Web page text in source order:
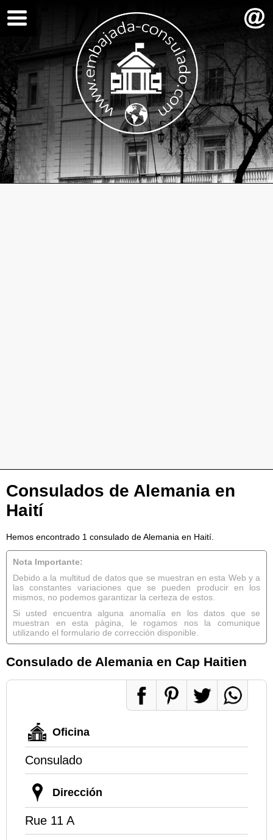
Consulados de Alemania en
Haití
Hemos encontrado 1 consulado de Alemania en Haití.
Nota Importante:
Debido a la multitud de datos que se muestran en esta Web y a
las constantes variaciones que se pueden producir en los
mismos, no podemos garantizar la certeza de estos.
Si usted encuentra alguna anomalía en los datos que se
muestran en esta página, le rogamos nos la comunique
utilizando el formulario de corrección disponible.
Consulado de Alemania en Cap Haitien
Oficina
Consulado
Dirección
Rue 11 A